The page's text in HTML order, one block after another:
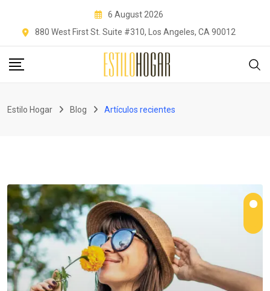
6 August 2026
880 West First St. Suite #310, Los Angeles, CA 90012
Estilo Hogar Blog Artículos recientes